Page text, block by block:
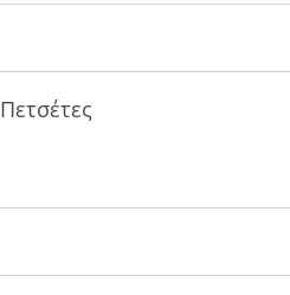
Πετσέτες